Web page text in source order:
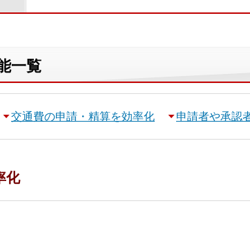
一覧
交通費の申請・精算を効率化 申請者や承認
化